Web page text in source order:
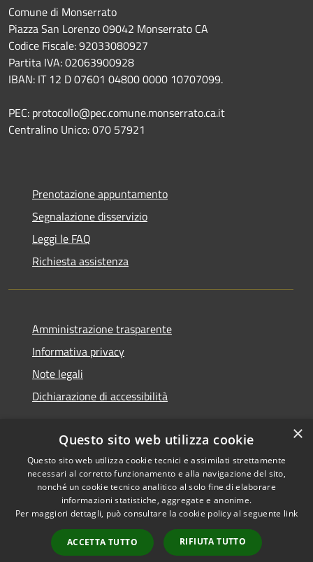
Comune di Monserrato
Piazza San Lorenzo 09042 Monserrato CA
Codice Fiscale: 92033080927
Partita IVA: 02063900928
IBAN: IT 12 D 07601 04800 0000 10707099.
PEC: protocollo@pec.comune.monserrato.ca.it
Centralino Unico: 070 57921
Prenotazione appuntamento
Segnalazione disservizio
Leggi le FAQ
Richiesta assistenza
Amministrazione trasparente
Informativa privacy
Note legali
Dichiarazione di accessibilità
RSS
Accessibilità
Cookie
Mappa del sito
Intranet
Copyright © 2026 • Comune di
Monserrato • Powered by
Municipium•Accesso
redazione
×
Questo sito web utilizza cookie
Questo sito web utilizza cookie tecnici e assimilati strettamente
necessari al corretto funzionamento e alla navigazione del sito,
nonché un cookie tecnico analitico al solo fine di elaborare
informazioni statistiche, aggregate e anonime.
Per maggiori dettagli, può consultare la cookie policy al seguente link
ACCETTA TUTTO RIFIUTA TUTTO